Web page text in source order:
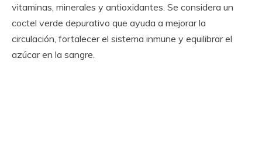
vitaminas, minerales y antioxidantes. Se considera un
coctel verde depurativo que ayuda a mejorar la
circulación, fortalecer el sistema inmune y equilibrar el
azúcar en la sangre.